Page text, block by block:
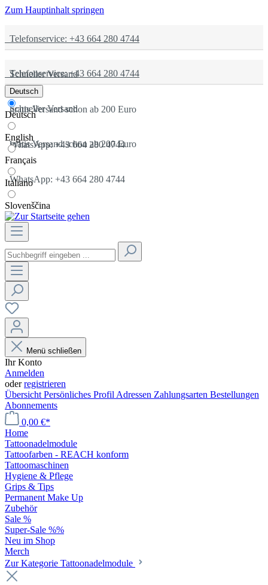
Zum Hauptinhalt springen
Telefonservice: +43 664 280 4744
Schneller Versand
gratis Versand schon ab 200 Euro
WhatsApp: +43 664 280 4744
Telefonservice: +43 664 280 4744
Schneller Versand
gratis Versand schon ab 200 Euro
WhatsApp: +43 664 280 4744
Deutsch
Deutsch
English
Français
Italiano
Slovenščina
Menü schließen
Ihr Konto
Anmelden
oderregistrieren
Übersicht Persönliches Profil Adressen Zahlungsarten Bestellungen
Abonnements
0,00 €*
Home
Tattoonadelmodule
Tattoofarben - REACH konform
Tattoomaschinen
Hygiene & Pflege
Grips & Tips
Permanent Make Up
Zubehör
Sale %
Super-Sale %%
Neu im Shop
Merch
Zur Kategorie Tattoonadelmodule